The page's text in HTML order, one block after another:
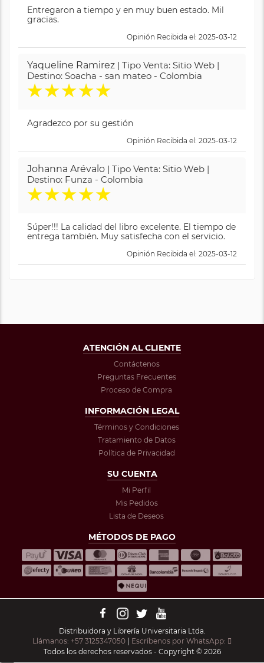
Entregaron a tiempo y en muy buen estado. Mil
gracias.
Opinión Recibida el: 2025-03-12
Yaqueline Ramirez | Tipo Venta: Sitio Web |
Destino: Soacha - san mateo - Colombia
★★★★★
Agradezco por su gestión
Opinión Recibida el: 2025-03-12
Johanna Arévalo | Tipo Venta: Sitio Web |
Destino: Funza - Colombia
★★★★★
Súper!!! La calidad del libro excelente. El tiempo de
entrega también. Muy satisfecha con el servicio.
Opinión Recibida el: 2025-03-12
ATENCIÓN AL CLIENTE
Contáctenos
Preguntas Frecuentes
Proceso de Compra
INFORMACIÓN LEGAL
Términos y Condiciones
Tratamiento de Datos
Política de Privacidad
SU CUENTA
Mi Perfil
Mis Pedidos
Lista de Deseos
MÉTODOS DE PAGO
Distribuidora y Librería Universitaria Ltda.
Llámanos: +57 3125347050
Escríbenos por WhatsApp:
Todos los derechos reservados - Copyright © 2026